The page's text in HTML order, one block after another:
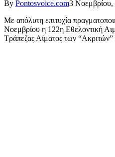
By Pontosvoice.com3 Νοεμβρίου,
Με απόλυτη επιτυχία
Νοεμβρίου η 122η Εθελοντική
Τράπεζας Αίματος των